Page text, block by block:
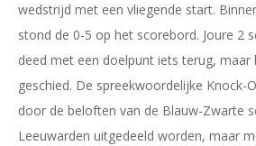
wedstrijd met een vliegende start.
stond de 0-5 op het scorebord. Joure 2
deed met een doelpunt iets terug, maar
geschied. De spreekwoordelijke Knock-
door de beloften van de Blauw-Zwarte
Leeuwarden uitgedeeld worden, maar